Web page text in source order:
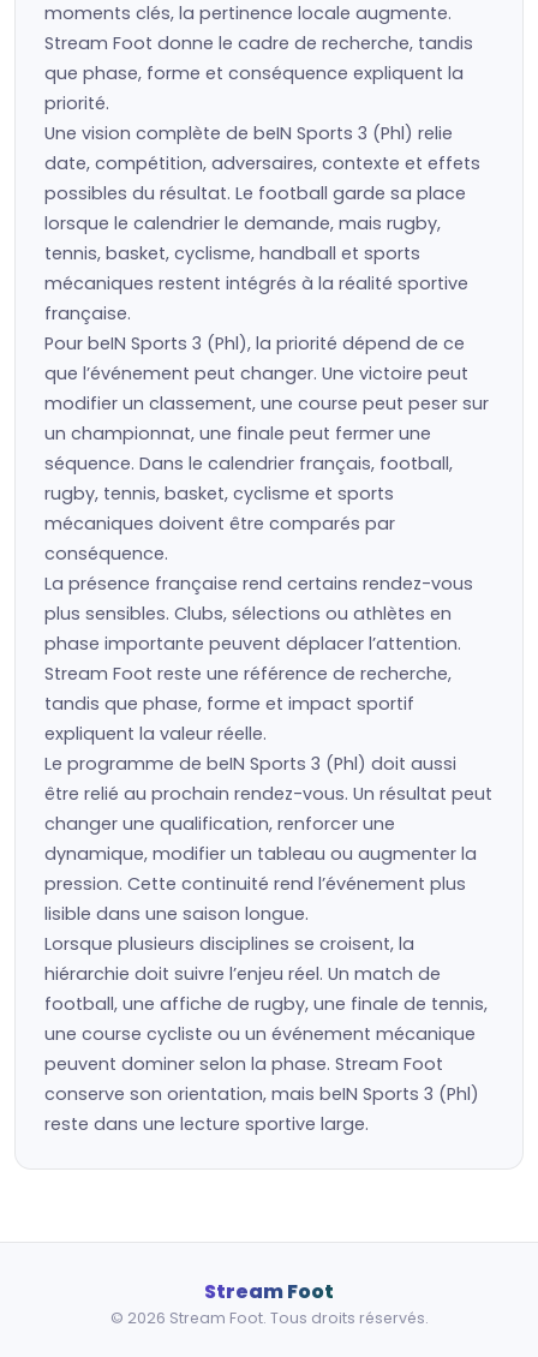
moments clés, la pertinence locale augmente.
Stream Foot donne le cadre de recherche, tandis
que phase, forme et conséquence expliquent la
priorité.
Une vision complète de beIN Sports 3 (Phl) relie
date, compétition, adversaires, contexte et effets
possibles du résultat. Le football garde sa place
lorsque le calendrier le demande, mais rugby,
tennis, basket, cyclisme, handball et sports
mécaniques restent intégrés à la réalité sportive
française.
Pour beIN Sports 3 (Phl), la priorité dépend de ce
que l’événement peut changer. Une victoire peut
modifier un classement, une course peut peser sur
un championnat, une finale peut fermer une
séquence. Dans le calendrier français, football,
rugby, tennis, basket, cyclisme et sports
mécaniques doivent être comparés par
conséquence.
La présence française rend certains rendez-vous
plus sensibles. Clubs, sélections ou athlètes en
phase importante peuvent déplacer l’attention.
Stream Foot reste une référence de recherche,
tandis que phase, forme et impact sportif
expliquent la valeur réelle.
Le programme de beIN Sports 3 (Phl) doit aussi
être relié au prochain rendez-vous. Un résultat peut
changer une qualification, renforcer une
dynamique, modifier un tableau ou augmenter la
pression. Cette continuité rend l’événement plus
lisible dans une saison longue.
Lorsque plusieurs disciplines se croisent, la
hiérarchie doit suivre l’enjeu réel. Un match de
football, une affiche de rugby, une finale de tennis,
une course cycliste ou un événement mécanique
peuvent dominer selon la phase. Stream Foot
conserve son orientation, mais beIN Sports 3 (Phl)
reste dans une lecture sportive large.
Stream Foot
© 2026 Stream Foot. Tous droits réservés.